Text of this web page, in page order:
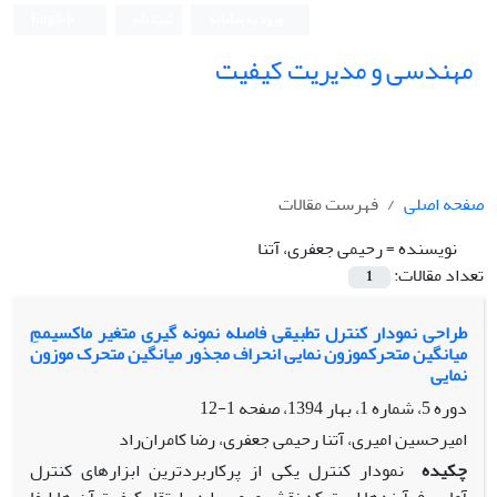
مهندسی و مدیریت کیفیت
صفحه اصلی
فهرست مقالات
نویسنده =رحیمی جعفری، آتنا
تعداد مقالات:
1
طراحی نمودار کنترل تطبیقی فاصله نمونه گیری متغیر ماکسیممِ
میانگین متحرکموزون نمایی انحراف مجذور میانگین متحرک موزون
نمایی
دوره 5، شماره 1، بهار 1394، صفحه
1-12
امیرحسین امیری، آتنا رحیمی جعفری، رضا کامران‌راد
چکیده نمودار کنترل یکی از پرکاربردترین ابزارهای کنترل